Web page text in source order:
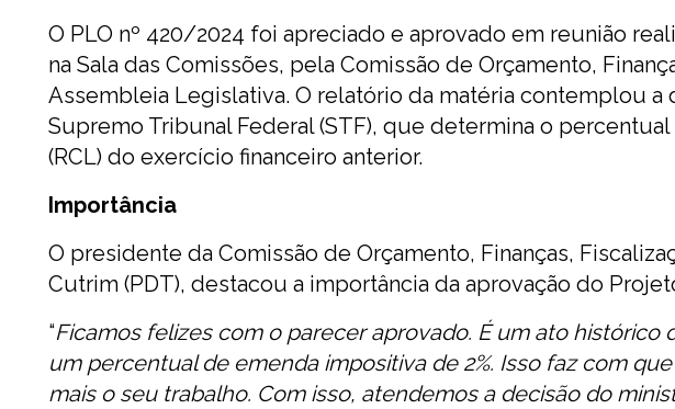
O PLO nº 420/2024 foi apreciado e aprovado em reunião
na Sala das Comissões, pela Comissão de Orçamento,
Assembleia Legislativa. O relatório da matéria contemplou a
Supremo Tribunal Federal (STF), que determina o
(RCL) do exercício financeiro anterior.
Importância
O presidente da Comissão de Orçamento, Finanças,
Cutrim (PDT), destacou a importância da aprovação do
“Ficamos felizes com o parecer aprovado. É um ato
um percentual de emenda impositiva de 2%. Isso faz com
mais o seu trabalho. Com isso, atendemos a decisão do